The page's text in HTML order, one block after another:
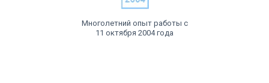
Многолетний опыт работы с
11 октября 2004 года